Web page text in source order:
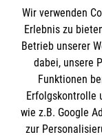
Empfänger:
IBAN: DE10
BIC:
Wir verwenden
Erlebnis zu
Betrieb unserer
dabei, unsere
Funktionen
Erfolgskontrolle
wie z.B. Google
zur